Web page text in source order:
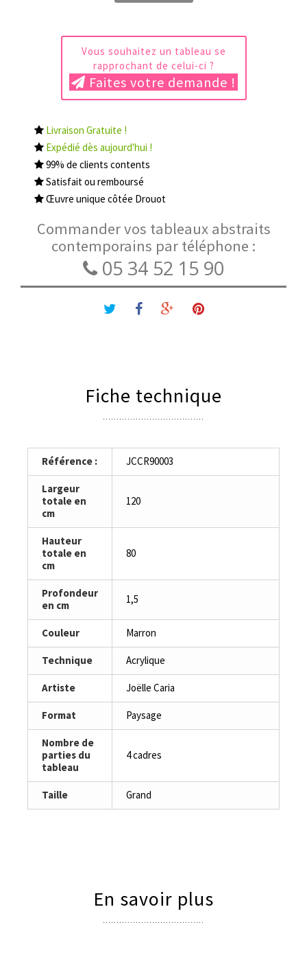
Vous souhaitez un tableau se
rapprochant de celui-ci ?
Faites votre demande !
Livraison Gratuite !
Expédié dès aujourd'hui !
99% de clients contents
Satisfait ou remboursé
Œuvre unique côtée Drouot
Commander vos tableaux abstraits
contemporains par téléphone :
05 34 52 15 90
Fiche technique
Référence : JCCR90003
Largeur
totale en
cm
120
Hauteur
totale en
cm
80
Profondeur
en cm
1,5
Couleur Marron
Technique Acrylique
Artiste Joëlle Caria
Format Paysage
Nombre de
parties du
tableau
4 cadres
Taille Grand
En savoir plus